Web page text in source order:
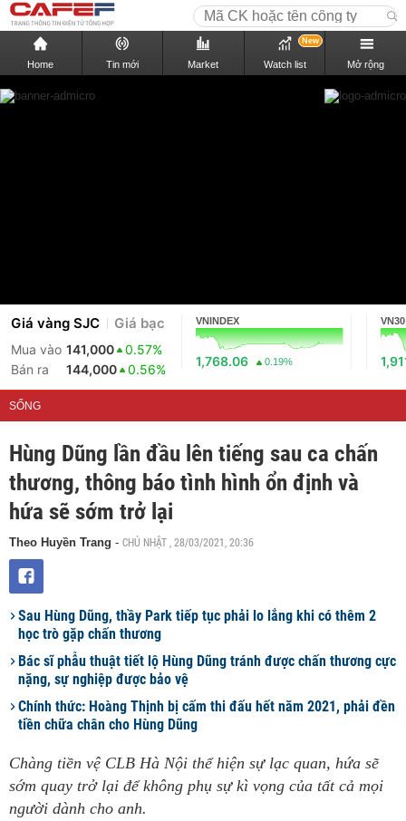
Home Tin mới Market Watch list
New
Mở rộng
Giá vàng SJC Giá bạc
Mua vào 141,000
0.57%
Bán ra
144,000 0.56%
VNINDEX
1,768.06 0.19%
VN30
SỐNG
Hùng Dũng lần đầu lên tiếng sau ca chấn
thương, thông báo tình hình ổn định và
hứa sẽ sớm trở lại
Theo Huyền Trang - CHỦ NHẬT , 28/03/2021, 20:36
Sau Hùng Dũng, thầy Park tiếp tục phải lo lắng khi có thêm 2
học trò gặp chấn thương
Bác sĩ phẫu thuật tiết lộ Hùng Dũng tránh được chấn thương cực
nặng, sự nghiệp được bảo vệ
Chính thức: Hoàng Thịnh bị cấm thi đấu hết năm 2021, phải đền
tiền chữa chân cho Hùng Dũng
Chàng tiền vệ CLB Hà Nội thể hiện sự lạc quan, hứa sẽ
sớm quay trở lại để không phụ sự kì vọng của tất cả mọi
người dành cho anh.